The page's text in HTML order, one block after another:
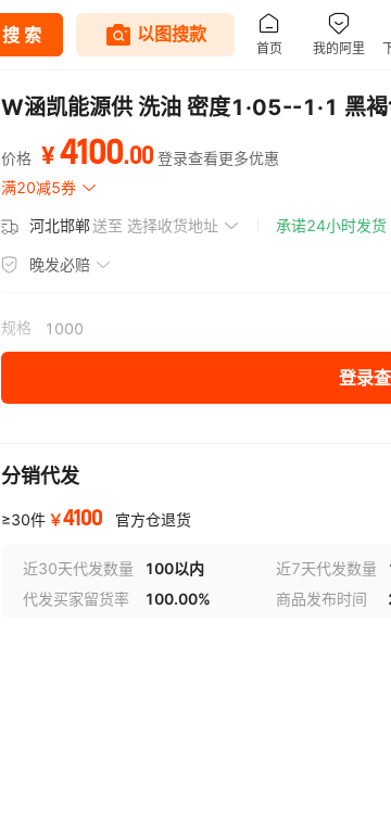
W涵凯能源供 洗油 密度1·05--1·1 黑
价格 ¥4100.00 登录查看更多优惠
满20减5券
河北邯郸送至 选择收货地址 承诺24小时发货
晚发必赔
规格 1000
登录
分销代发
≥30件 ￥4100 官方仓退货
近30天代发数量 100以内 近7天代发数量
代发买家留货率
100.00% 商品发布时间